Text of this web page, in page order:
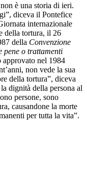
è una storia di ieri.
diceva il Pontefice
internazionale
della tortura, il 26
della Convenzione
pene o trattamenti
approvato nel 1984
non vede la sua
della tortura”, diceva
dignità della persona al
persone, sono
causandone la morte
per tutta la vita”.